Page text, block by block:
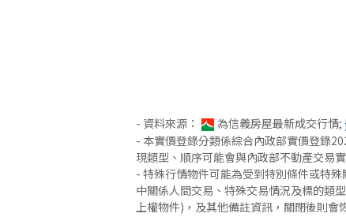
- 資料來源： 為信義房屋最新成交行情;
- 本實價登錄分類係綜合內政部實價登錄
現類型、順序可能會與內政部不動產交易
- 特殊行情物件可能為受到特別條件或特
中關係人間交易、特殊交易情況及標的類
上權物件)，及其他備註資訊，關閉後則會